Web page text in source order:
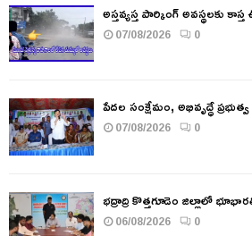
అస్తవ్యస్త పార్కింగ్ అవస్థలకు
07/08/2026 0
పేదల సంక్షేమం, అభివృద్ధే
07/08/2026 0
భద్రాద్రి కొత్తగూడెం జిల్లాలో
06/08/2026 0